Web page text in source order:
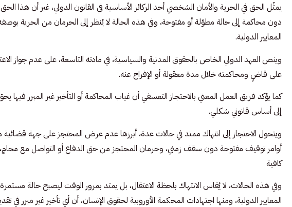
يمثّل الحق في الحرية والأمان الشخصي أحد الركائز الأساسية في القانون الدولي، غير أن هذا
دون محاكمة إلى حالة مطوّلة أو مفتوحة، وفي هذه الحالة لا يُنظر إلى الحرمان من الحرية
المعايير الدولية.
وينص العهد الدولي الخاص بالحقوق المدنية والسياسية، في مادته التاسعة، على عدم جواز
على قاضٍ ومحاكمته خلال مدة معقولة أو الإفراج عنه.
كما يؤكد فريق العمل المعني بالاحتجاز التعسفي أن غياب المحاكمة أو التأخير غير المبرر فيها
إلى أساس قانوني شكلي.
ويتحول الاحتجاز إلى انتهاك ممتد في حالات عدة، أبرزها عدم عرض المحتجز على جهة
أوامر توقيف مفتوحة دون سقف زمني، وحرمان المحتجز من حق الدفاع أو التواصل مع محامٍ،
كافية
وفي هذه الحالات، لا يُقاس الانتهاك بلحظة الاعتقال، بل يمتد بمرور الوقت ليصبح حالة
المعايير الدولية، ومنها اجتهادات المحكمة الأوروبية لحقوق الإنسان، أن أي تأخير غير مبرر في